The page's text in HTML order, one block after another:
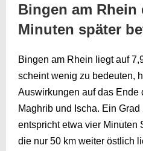
Bingen am Rhein
Minuten später
Bingen am Rhein liegt auf
scheint wenig zu bedeuten,
Auswirkungen auf das Ende
Maghrib und Ischa. Ein
entspricht etwa vier Minuten
die nur 50 km weiter östlich